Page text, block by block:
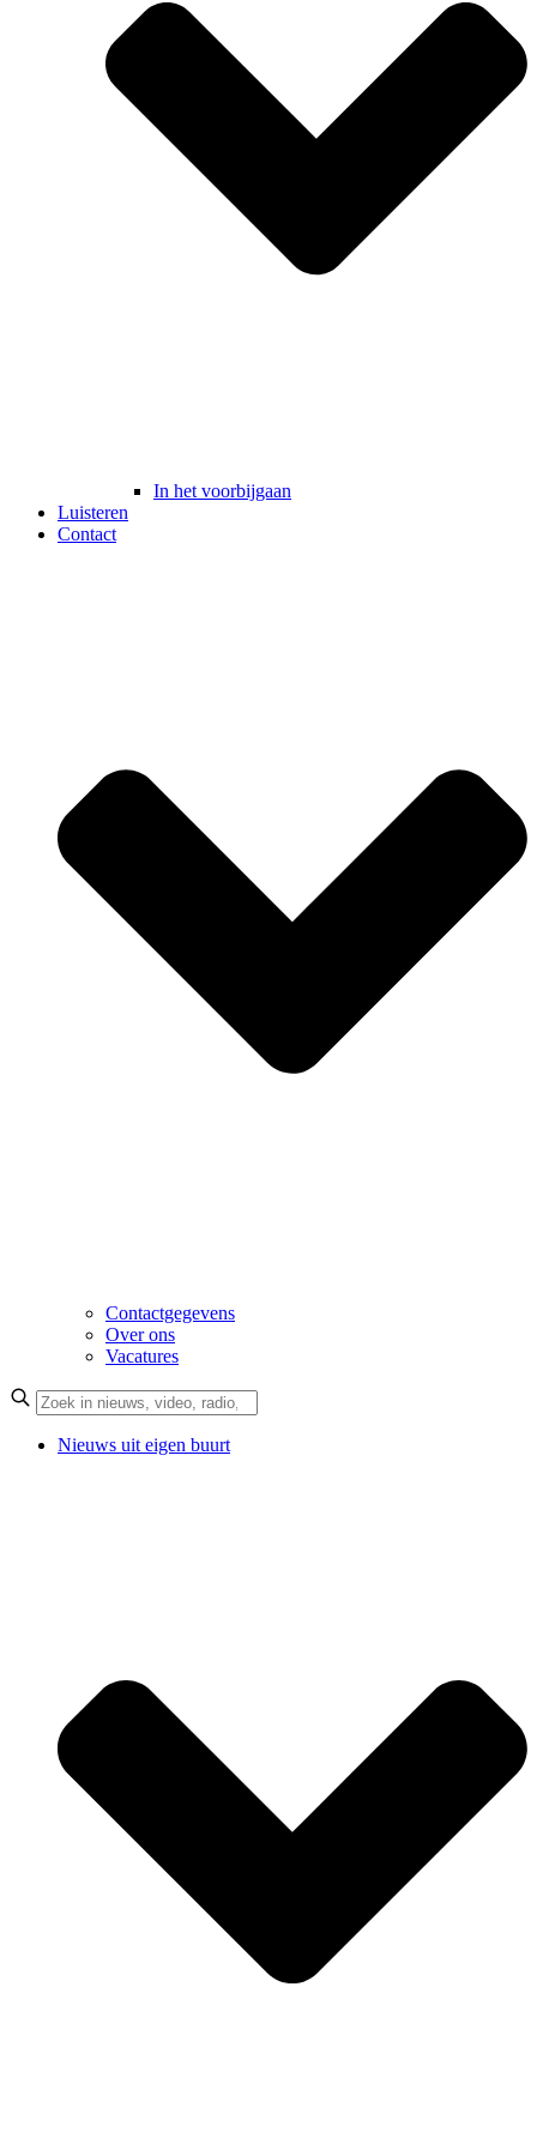
In het voorbijgaan
Luisteren
Contact
Contactgegevens
Over ons
Vacatures
Nieuws uit eigen buurt